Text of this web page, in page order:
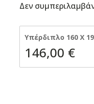
Δεν
Υπέρδιπλο 160 X
146,00 €